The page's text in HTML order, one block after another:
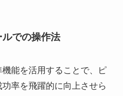
での操作法
能を活用することで、ピ
率を飛躍的に向上させら